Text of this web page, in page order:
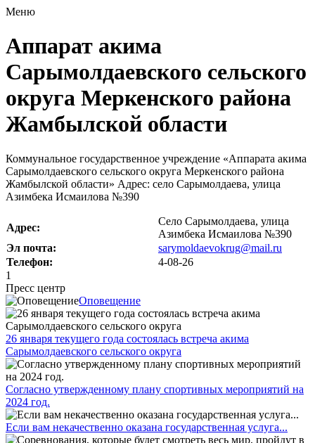
Меню
Аппарат акима
Сарымолдаевского сельского
округа Меркенского района
Жамбылской области
Коммунальное государственное учреждение «Аппарата акима
Сарымолдаевского сельского округа Меркенского района
Жамбылской области» Адрес: село Сарымолдаева, улица
Азимбека Исмаилова №390
Адрес:
Село Сарымолдаева, улица
Азимбека Исмаилова №390
Эл почта:
sarymoldaevokrug@mail.ru
Телефон:
4-08-26
1
Пресс центр
Оповещение
26 января текущего года состоялась встреча акима
Сарымолдаевского сельского округа
Согласно утвержденному плану спортивных мероприятий на
2024 год.
Если вам некачественно оказана государственная услуга...